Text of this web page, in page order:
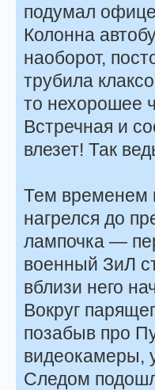
подумал
Колонна
наоборот,
трубила
то нехорошее
Встречная и
влезет! Так
Тем временем
нагрелся до
лампочка —
военный ЗиЛ
вблизи него
Вокруг
позабыв про
видеокамеры,
Следом